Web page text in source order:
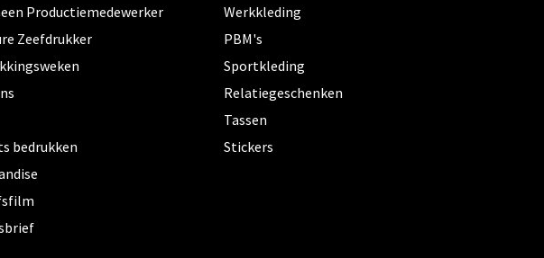
Productiemedewerker
Zeefdrukker
bedrukken
Werkkleding
PBM's
Sportkleding
Relatiegeschenken
Tassen
Stickers